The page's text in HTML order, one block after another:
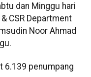
dan Minggu hari
CSR Department
Noor Ahmad
6.139 penumpang